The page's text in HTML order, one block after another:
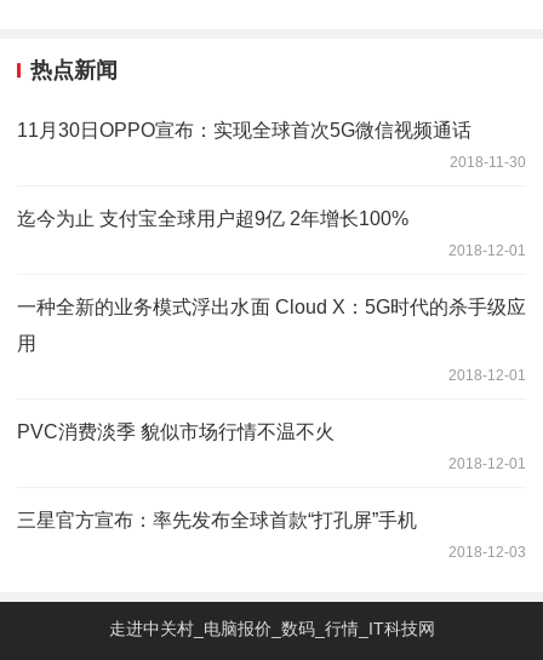
热点新闻
11月30日OPPO宣布：实现全球首次5G微信视频通话
2018-11-30
迄今为止 支付宝全球用户超9亿 2年增长100%
2018-12-01
一种全新的业务模式浮出水面 Cloud X：5G时代的杀手级应
用
2018-12-01
PVC消费淡季 貌似市场行情不温不火
2018-12-01
三星官方宣布：率先发布全球首款“打孔屏”手机
2018-12-03
走进中关村_电脑报价_数码_行情_IT科技网